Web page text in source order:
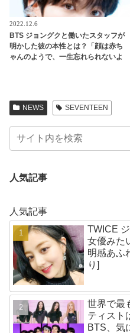
2022.12.6
BTS ジョングクと働いたスタッフが
明かした彼の本性とは？「顔は赤ち
ゃんのようで、一生忘れられないよ
NEWS SEVENTEEN
人気記事
人気記事
TWICE
女優みた
明感あふ
り]
世界で最
ティスト
BTS、気